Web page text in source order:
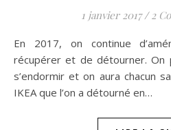
1 janvier 2017 / 2
En 2017, on continue d’aménager, de déplacer, de
récupérer et de détourner. On
s’endormir et on aura chacun
IKEA que l’on a détourné en…